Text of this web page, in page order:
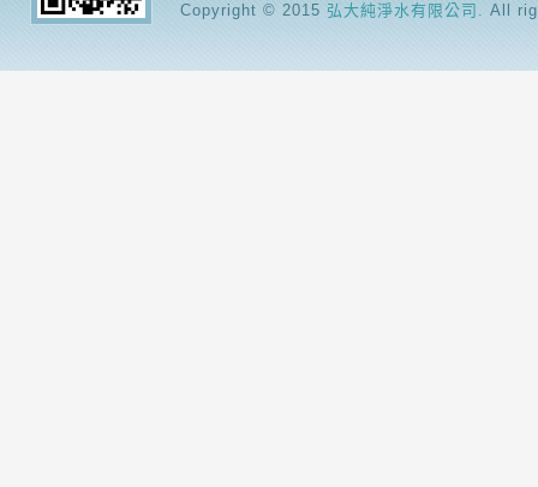
Copyright © 2015 弘大純淨水有限公司. All